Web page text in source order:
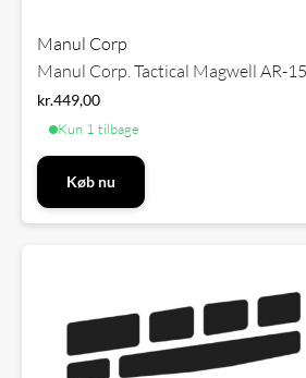
Manul Corp
Manul Corp. Tactical Magwell AR-15
kr.449,00
Kun 1 tilbage
Køb nu